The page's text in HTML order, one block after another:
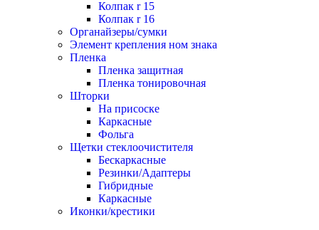
Колпак r 15
Колпак r 16
Органайзеры/сумки
Элемент крепления ном знака
Пленка
Пленка защитная
Пленка тонировочная
Шторки
На присоске
Каркасные
Фольга
Щетки стеклоочистителя
Бескаркасные
Резинки/Адаптеры
Гибридные
Каркасные
Иконки/крестики